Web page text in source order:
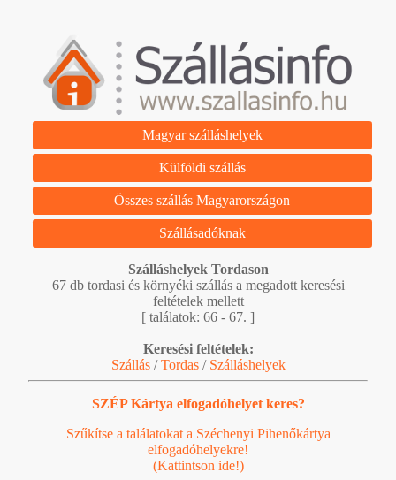
Magyar szálláshelyek
Külföldi szállás
Összes szállás Magyarországon
Szállásadóknak
Szálláshelyek Tordason
67 db tordasi és környéki szállás a megadott keresési
feltételek mellett
[ találatok: 66 - 67. ]
Keresési feltételek:
Szállás/Tordas/ Szálláshelyek
SZÉP Kártya elfogadóhelyet keres?
Szűkítse a találatokat a Széchenyi Pihenőkártya
elfogadóhelyekre!
(Kattintson ide!)